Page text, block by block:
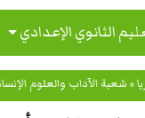
الثانوي الإعدادي
» شعبة الآداب والعلوم